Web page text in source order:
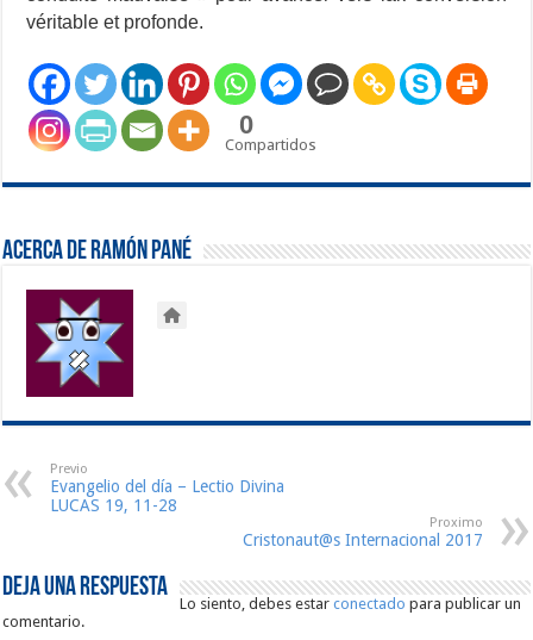
véritable et profonde.
0
Compartidos
Acerca de Ramón Pané
Previo
Evangelio del día – Lectio Divina
LUCAS 19, 11-28
Proximo
Cristonaut@s Internacional 2017
Deja una respuesta
Lo siento, debes estarconectado para publicar un
comentario.